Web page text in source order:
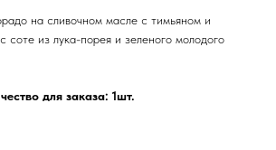
на сливочном масле с тимьяном и
соте из лука-порея и зеленого молодого
для заказа: 1шт.